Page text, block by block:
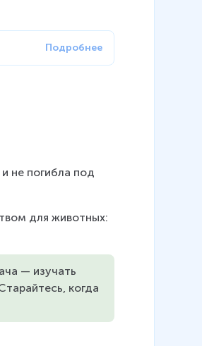
не погибла под
для животных:
— изучать
когда